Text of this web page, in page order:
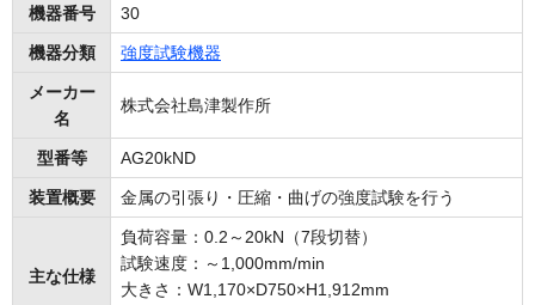
機器番号 30
機器分類 強度試験機器
メーカー
名
株式会社島津製作所
型番等 AG20kND
装置概要 金属の引張り・圧縮・曲げの強度試験を行う
主な仕様
負荷容量：0.2～20kN（7段切替）
試験速度：～1,000mm/min
大きさ：W1,170×D750×H1,912mm